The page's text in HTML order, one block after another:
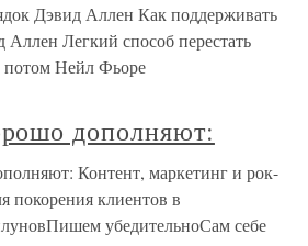
Дэвид Аллен Как поддерживать
Аллен Легкий способ перестать
потом Нейл Фьоре
дополняют:
Контент, маркетинг и рок-
покорения клиентов в
убедительноСам себе